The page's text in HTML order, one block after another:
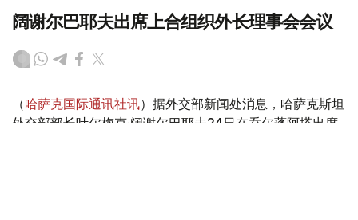
阔谢尔巴耶夫出席上合组织外长理事会会议
（哈萨克国际通讯社讯）据外交部新闻处消息，哈萨克斯坦
外交部部长叶尔梅克·阔谢尔巴耶夫24日在乔尔蓬阿塔出席